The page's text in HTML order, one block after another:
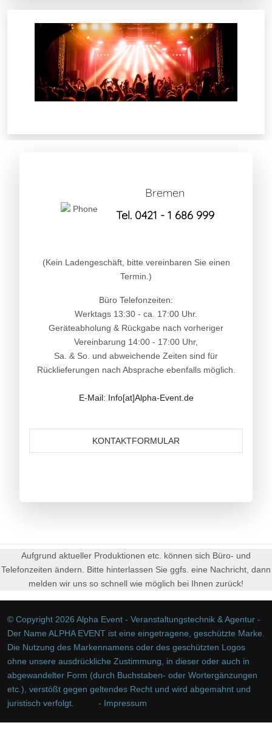
Bremen
Tel. 0421 - 1 686 999
(Kein Ladengeschäft, bitte vereinbaren Sie einen
Termin.)
Büro Telefonzeiten:
Werktags 13:30 - ca. 17:00 Uhr.
Geräteabholung & Rückgabe nach vorheriger
Vereinbarung 14:00 - 17:00 Uhr,
Sa. & So. und abweichende Zeiten sind für
Rücklieferungen nach Absprache ebenfalls möglich.
E-Mail: Info[at]Alpha-Event.de
KONTAKTFORMULAR
Aufgrund aktueller Produktionen etc. können sich Büro- und
Telefonzeiten ändern. Bitte hinterlassen Sie ggfs. eine Nachricht, dann
melden wir uns so schnell wie möglich bei Ihnen zurück!
© Copyright 2026 Alpha Event - Veranstaltungstechnik & Agentur -
Der Name ALPHA EVENT ist eine eingetragene, geschützte Marke.
Die Nutzung des Markennamens oder des geschützten Logos
ohne unsere ausdrückliche Zustimmung, in dieser oder auch in
abgewandelter Form (durch Buchstaben- oder Wortergänzungen
etc.), verstößt gegen geltendes Recht und wird abgemahnt und
juristisch verfolgt.
- Impressum